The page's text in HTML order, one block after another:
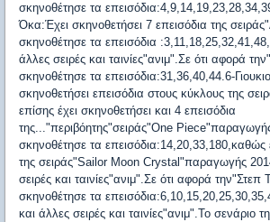
σκηνοθέτησε τα
Όκα:Έχει σκηνοθετήσει 7 επεισόδια της
σκηνοθέτησε τα επεισόδια
άλλες σειρές και ταινίες"ανιμ".Σε ότι αφορά
σκηνοθέτησε τα επεισόδια:31,36,40,44.6-
σκηνοθετήσει επεισόδια στους κύκλους της
επίσης έχει σκηνοθετήσει και 4 επεισόδια
της..."περιβόητης"σειράς"One
σκηνοθέτησε τα επεισόδια:14,20,33,180,καθώς
της σειράς"Sailor Moon Crystal"παραγωγής
σειρές και ταινίες"ανιμ".Σε ότι αφορά την"Στεπ
σκηνοθέτησε τα
και άλλες σειρές και ταινίες"ανιμ".Το σενάριο